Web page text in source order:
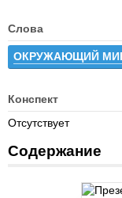
Слова
ОКРУЖАЮЩИЙ
Конспект
Отсутствует
Содержание